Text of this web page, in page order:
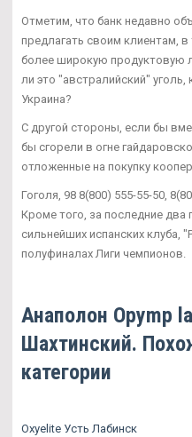
Отметим, что банк недавно
предлагать своим клиентам,
более широкую продуктовую
ли это "австралийский"
Украина?
С другой стороны, если бы
бы сгорели в огне
отложенные на покупку
Гоголя, 98 8(800) 555-55-50,
Кроме того, за последние два
сильнейших испанских клуба,
полуфиналах Лиги чемпионов.
Анаполон Opymp
Шахтинский.
категории
Oxyelite Усть Лабинск